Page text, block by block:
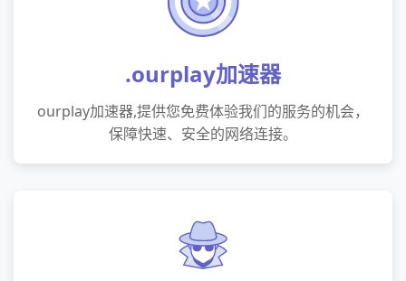
.ourplay加速器
ourplay加速器,提供您免费体验我们的服务的机会，
保障快速、安全的网络连接。